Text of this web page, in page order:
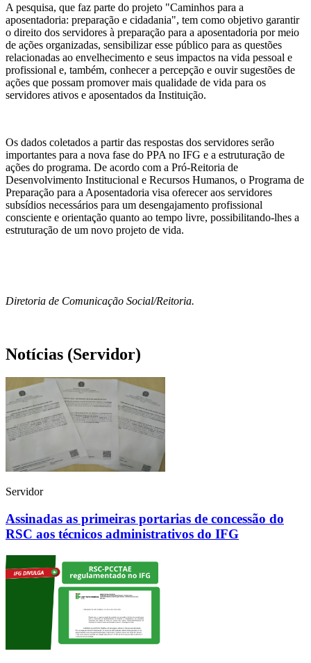
A pesquisa, que faz parte do projeto "Caminhos para a
aposentadoria: preparação e cidadania", tem como objetivo garantir
o direito dos servidores à preparação para a aposentadoria por meio
de ações organizadas, sensibilizar esse público para as questões
relacionadas ao envelhecimento e seus impactos na vida pessoal e
profissional e, também, conhecer a percepção e ouvir sugestões de
ações que possam promover mais qualidade de vida para os
servidores ativos e aposentados da Instituição.
Os dados coletados a partir das respostas dos servidores serão
importantes para a nova fase do PPA no IFG e a estruturação de
ações do programa. De acordo com a Pró-Reitoria de
Desenvolvimento Institucional e Recursos Humanos, o Programa de
Preparação para a Aposentadoria visa oferecer aos servidores
subsídios necessários para um desengajamento profissional
consciente e orientação quanto ao tempo livre, possibilitando-lhes a
estruturação de um novo projeto de vida.
Diretoria de Comunicação Social/Reitoria.
Notícias (Servidor)
Servidor
Assinadas as primeiras portarias de concessão do
RSC aos técnicos administrativos do IFG